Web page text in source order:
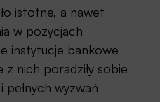
istotne, a nawet
w pozycjach
instytucje bankowe
nich poradziły sobie
wyzwań